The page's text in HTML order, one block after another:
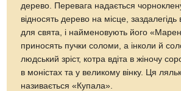
дерево. Перевага надається
відносять дерево на місце,
для свята, і найменовують його
приносять пучки соломи, а інколи й
людський зріст, котра вдіта в жіночу
в моністах та у великому вінку. Ця
називається «Купала».